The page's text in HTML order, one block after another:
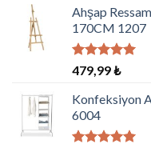
Ahşap
170CM 1207
5 üzerinden
5.00oy
aldı
479,99₺
Konfeksiyon
6004